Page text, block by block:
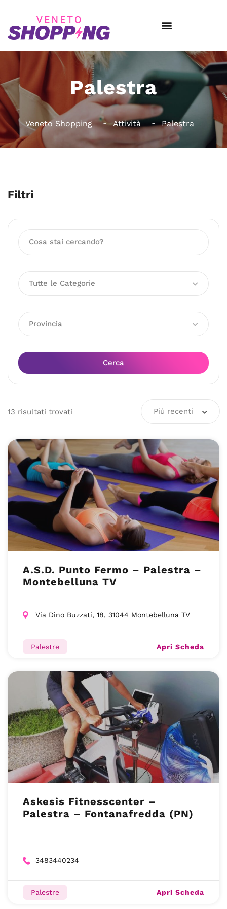
Palestra
Veneto Shopping Attività Palestra
Filtri
Tutte le Categorie
Provincia
Cerca
13 risultati trovati Più recenti
A.S.D. Punto Fermo – Palestra –
Montebelluna TV
Via Dino Buzzati, 18, 31044 Montebelluna TV
Palestre Apri Scheda
Askesis Fitnesscenter –
Palestra – Fontanafredda (PN)
3483440234
Palestre Apri Scheda